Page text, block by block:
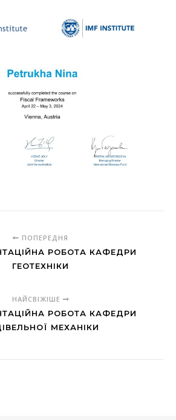
ПОПЕРЕДНЯ
РОБОТА КАФЕДРИ
ГЕОТЕХНІКИ
НАЙСВІЖІШЕ
РОБОТА КАФЕДРИ
МЕХАНІКИ